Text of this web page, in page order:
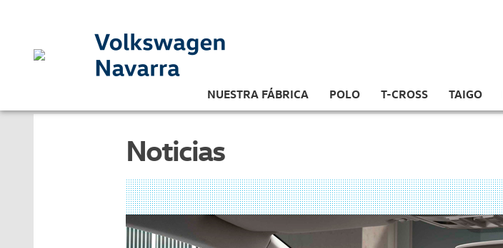
NUESTRA FÁBRICA POLO T-CROSS TAIGO
Noticias